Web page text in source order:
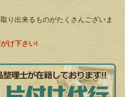
り出来るものがたくさんございま
け下さい!